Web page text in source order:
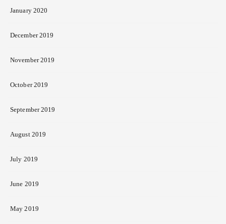
January 2020
December 2019
November 2019
October 2019
September 2019
August 2019
July 2019
June 2019
May 2019